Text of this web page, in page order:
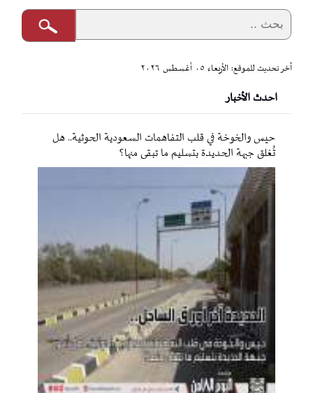
آخر تحديث للموقع: الأربعاء ٠٥ أغسطس ٢٠٢٦
احدث الأخبار
حيس والخوخة في قلب التفاهمات السعودية الحوثية.. هل
تُغلق جبهة الحديدة بتسليم ما تبقى منها؟